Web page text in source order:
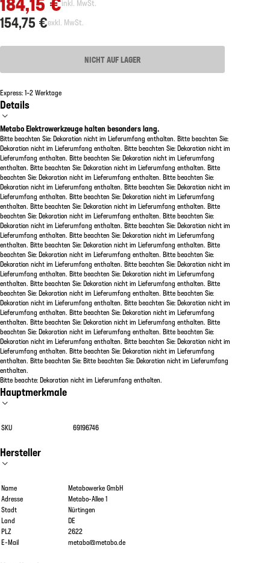
inkl. MwSt.
154,75 €exkl. MwSt.
NICHT AUF LAGER
Express: 1–2 Werktage
Details
Metabo Elektrowerkzeuge halten besonders lang.
Bitte beachten Sie: Dekoration nicht im Lieferumfang enthalten. Bitte beachten Sie:
Dekoration nicht im Lieferumfang enthalten. Bitte beachten Sie: Dekoration nicht im
Lieferumfang enthalten. Bitte beachten Sie: Dekoration nicht im Lieferumfang
enthalten. Bitte beachten Sie: Dekoration nicht im Lieferumfang enthalten. Bitte
beachten Sie: Dekoration nicht im Lieferumfang enthalten. Bitte beachten Sie:
Dekoration nicht im Lieferumfang enthalten. Bitte beachten Sie: Dekoration nicht im
Lieferumfang enthalten. Bitte beachten Sie: Dekoration nicht im Lieferumfang
enthalten. Bitte beachten Sie: Dekoration nicht im Lieferumfang enthalten. Bitte
beachten Sie: Dekoration nicht im Lieferumfang enthalten. Bitte beachten Sie:
Dekoration nicht im Lieferumfang enthalten. Bitte beachten Sie: Dekoration nicht im
Lieferumfang enthalten. Bitte beachten Sie: Dekoration nicht im Lieferumfang
enthalten. Bitte beachten Sie: Dekoration nicht im Lieferumfang enthalten. Bitte
beachten Sie: Dekoration nicht im Lieferumfang enthalten. Bitte beachten Sie:
Dekoration nicht im Lieferumfang enthalten. Bitte beachten Sie: Dekoration nicht im
Lieferumfang enthalten. Bitte beachten Sie: Dekoration nicht im Lieferumfang
enthalten. Bitte beachten Sie: Dekoration nicht im Lieferumfang enthalten. Bitte
beachten Sie: Dekoration nicht im Lieferumfang enthalten. Bitte beachten Sie:
Dekoration nicht im Lieferumfang enthalten. Bitte beachten Sie: Dekoration nicht im
Lieferumfang enthalten. Bitte beachten Sie: Dekoration nicht im Lieferumfang
enthalten. Bitte beachten Sie: Dekoration nicht im Lieferumfang enthalten. Bitte
beachten Sie: Dekoration nicht im Lieferumfang enthalten. Bitte beachten Sie:
Dekoration nicht im Lieferumfang enthalten. Bitte beachten Sie: Dekoration nicht im
Lieferumfang enthalten. Bitte beachten Sie: Dekoration nicht im Lieferumfang
enthalten. Bitte beachten Sie: Bitte beachten Sie: Dekoration nicht im Lieferumfang
enthalten.
Bitte beachte: Dekoration nicht im Lieferumfang enthalten.
Hauptmerkmale
SKU 69196746
Hersteller
Name
Metabowerke GmbH
Adresse
Metabo-Allee 1
Stadt
Nürtingen
Land
DE
PLZ
2622
E-Mail
metabo@metabo.de